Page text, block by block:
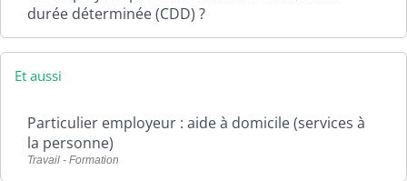
durée déterminée (CDD) ?
Et aussi
Particulier employeur : aide à domicile (services à
la personne)
Travail - Formation